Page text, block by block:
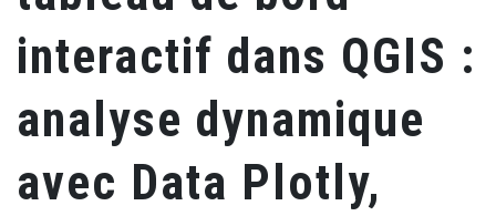
interactif dans QGIS :
analyse dynamique
avec Data Plotly,